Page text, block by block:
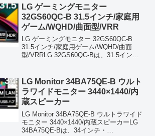
ング...
LG ゲーミングモニター
32GS60QC-B 31.5インチ/家庭用
ゲーム/WQHD/曲面型/VRR
LG ゲーミングモニター 32GS60QC-B
31.5インチ/家庭用ゲーム/WQHD/曲面
型/VRRLG 32GS60QC-Bは、31.5インチ
180Hzリフレ...
LG Monitor 34BA75QE-B ウルト
ラワイドモニター 3440×1440/内
蔵スピーカー
LG Monitor 34BA75QE-B ウルトラワイド
モニター 3440×1440/内蔵スピーカーLG
34BA75QE‑Bは、34インチ・